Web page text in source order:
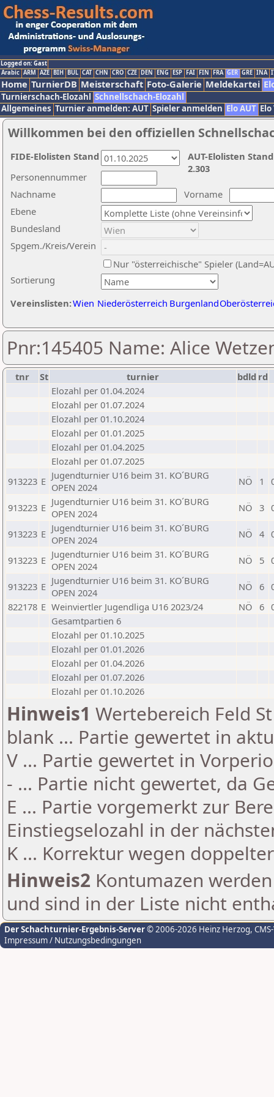
Logged on: Gast
Arabic ARM AZE BIH BUL CAT CHN CRO CZE DEN ENG ESP FAI FIN FRA GER GRE INA
Home TurnierDB Meisterschaft Foto-Galerie Meldekartei
Turnierschach-Elozahl Schnellschach-Elozahl
Allgemeines Turnier anmelden: AUT Spieler anmelden Elo AUT
Willkommen bei den offiziellen
Nachname
Vorname
Ebene
Sortierung
Personennummer
Bundesland
Spgem./Kreis/Verein
Nur "österreichische" Spieler
Vereinslisten:Wien Niederösterreich Burgenland
AUT-Elolisten
2.303
FIDE-Elolisten Stand
Pnr:145405 Name: Alice
tnr St turnier bdld rd
Elozahl per 01.04.2024
Elozahl per 01.07.2024
Elozahl per 01.10.2024
Elozahl per 01.01.2025
Elozahl per 01.04.2025
Elozahl per 01.07.2025
913223 E Jugendturnier U16 beim 31. KO´BURG
OPEN 2024
NÖ 1
913223 E Jugendturnier U16 beim 31. KO´BURG
OPEN 2024
NÖ 3
913223 E Jugendturnier U16 beim 31. KO´BURG
OPEN 2024
NÖ 4
913223 E Jugendturnier U16 beim 31. KO´BURG
OPEN 2024
NÖ 5
913223 E Jugendturnier U16 beim 31. KO´BURG
OPEN 2024
NÖ 6
822178 E Weinviertler Jugendliga U16 2023/24 NÖ 6
Gesamtpartien 6
Elozahl per 01.10.2025
Elozahl per 01.01.2026
Elozahl per 01.04.2026
Elozahl per 01.07.2026
Elozahl per 01.10.2026
Hinweis1 Wertebereich Feld
blank ... Partie gewertet in
V ... Partie gewertet in
- ... Partie nicht gewertet, da
E ... Partie vorgemerkt zur
Einstiegselozahl in der
K ... Korrektur wegen
Hinweis2 Kontumazen
und sind in der Liste nicht
Der Schachturnier-Ergebnis-Server© 2006-2026 Heinz Herzog,
Impressum / Nutzungsbedingungen